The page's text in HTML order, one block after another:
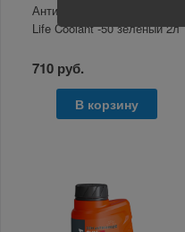
Антифриз Takayama Long
Life Coolant -50 зеленый 2л
710 руб.
В корзину